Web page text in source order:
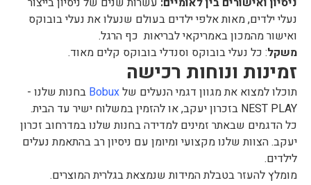
נעלי ילדים, מאות אלפי ילדים בעולם שנעלו את נעלי בובוקס
ואישור מהמכון באמריקאי לבריאות כף הרגל.
משקל: כל נעלי בובוקס וסנדלי בובוקס קלים מאוד.
זמינות ונוחות רכישה
תוכלו למצוא את מגוון דגמי הנעלים של
בחנות שלנו -
NEST PLAY בזכרון יעקב, או להזמין במשלוח ישיר עד הבית.
כל הדגמים שבאתר זמינים למדידה בחנות שלנו במדרחוב זכרון
יעקב. הצוות שלנו מקצועי ומיומן עם ניסיון רב בהתאמת נעלים
לילדים.
מומלץ להעזר בטבלת המידות שנמצאת בגלרית המוצרים.